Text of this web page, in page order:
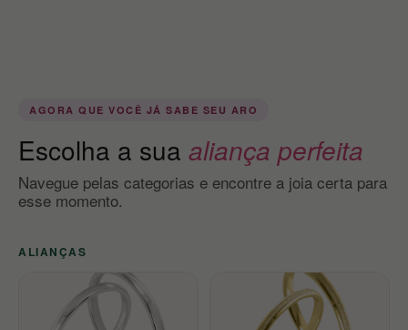
AGORA QUE VOCÊ JÁ SABE SEU ARO
Escolha a sua aliança perfeita
Navegue pelas categorias e encontre a joia certa para
esse momento.
ALIANÇAS